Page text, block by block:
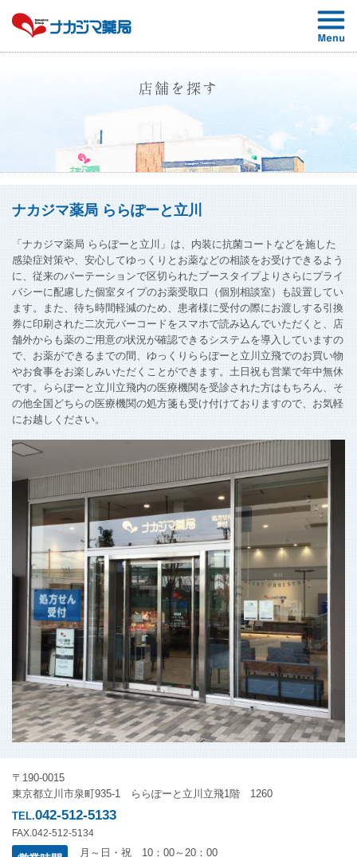
店舗を探す
ナカジマ薬局 ららぽーと立川
「ナカジマ薬局 ららぽーと立川」は、内装に抗菌コートなどを施した
感染症対策や、安心してゆっくりとお薬などの相談をお受けできるよう
に、従来のパーテーションで区切られたブースタイプよりさらにプライ
バシーに配慮した個室タイプのお薬受取口（個別相談室）も設置してい
ます。また、待ち時間軽減のため、患者様に受付の際にお渡しする引換
券に印刷された二次元バーコードをスマホで読み込んでいただくと、店
舗外からも薬のご用意の状況が確認できるシステムを導入していますの
で、お薬ができるまでの間、ゆっくりららぽーと立川立飛でのお買い物
やお食事をお楽しみいただくことができます。土日祝も営業で年中無休
です。ららぽーと立川立飛内の医療機関を受診された方はもちろん、そ
の他全国どちらの医療機関の処方箋も受け付けておりますので、お気軽
にお越しください。
〒190-0015
東京都立川市泉町935-1 ららぽーと立川立飛1階 1260
TEL.042-512-5133
FAX.042-512-5134
月～日・祝 10：00～20：00